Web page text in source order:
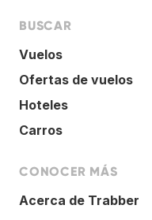
BUSCAR
Vuelos
Ofertas de vuelos
Hoteles
Carros
CONOCER MÁS
Acerca de Trabber